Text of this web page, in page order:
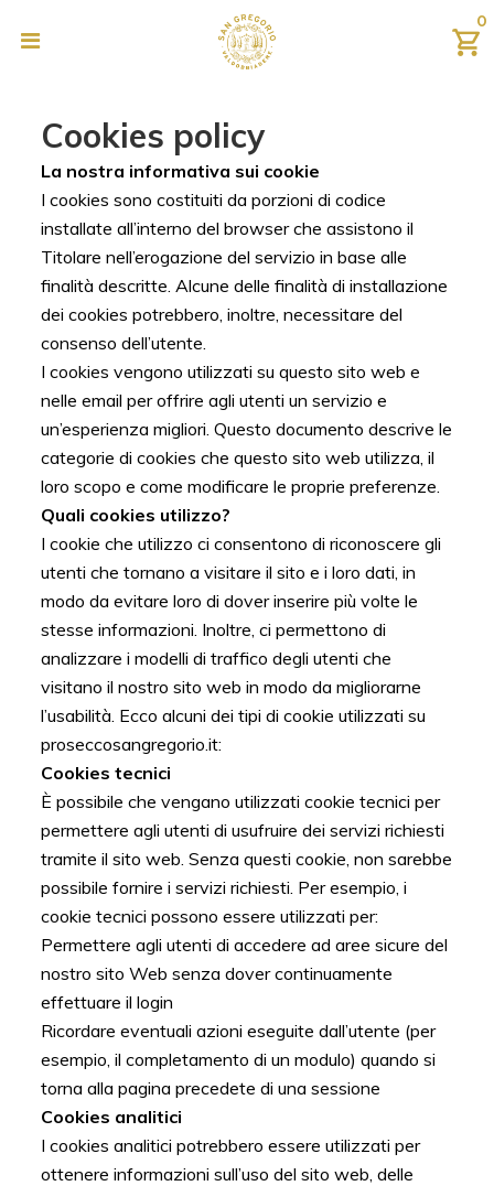
0
Cookies policy
La nostra informativa sui cookie
I cookies sono costituiti da porzioni di codice
installate all’interno del browser che assistono il
Titolare nell’erogazione del servizio in base alle
finalità descritte. Alcune delle finalità di installazione
dei cookies potrebbero, inoltre, necessitare del
consenso dell’utente.
I cookies vengono utilizzati su questo sito web e
nelle email per offrire agli utenti un servizio e
un’esperienza migliori. Questo documento descrive le
categorie di cookies che questo sito web utilizza, il
loro scopo e come modificare le proprie preferenze.
Quali cookies utilizzo?
I cookie che utilizzo ci consentono di riconoscere gli
utenti che tornano a visitare il sito e i loro dati, in
modo da evitare loro di dover inserire più volte le
stesse informazioni. Inoltre, ci permettono di
analizzare i modelli di traffico degli utenti che
visitano il nostro sito web in modo da migliorarne
l’usabilità. Ecco alcuni dei tipi di cookie utilizzati su
proseccosangregorio.it:
Cookies tecnici
È possibile che vengano utilizzati cookie tecnici per
permettere agli utenti di usufruire dei servizi richiesti
tramite il sito web. Senza questi cookie, non sarebbe
possibile fornire i servizi richiesti. Per esempio, i
cookie tecnici possono essere utilizzati per:
Permettere agli utenti di accedere ad aree sicure del
nostro sito Web senza dover continuamente
effettuare il login
Ricordare eventuali azioni eseguite dall’utente (per
esempio, il completamento di un modulo) quando si
torna alla pagina precedete di una sessione
Cookies analitici
I cookies analitici potrebbero essere utilizzati per
ottenere informazioni sull’uso del sito web, delle